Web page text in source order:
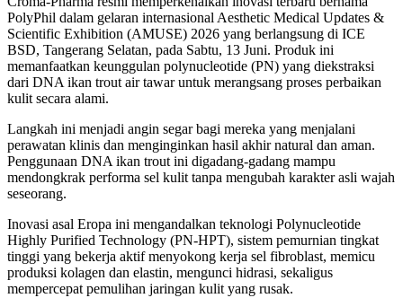
PolyPhil dalam gelaran internasional Aesthetic Medical Updates &
Scientific Exhibition (AMUSE) 2026 yang berlangsung di ICE
BSD, Tangerang Selatan, pada Sabtu, 13 Juni. Produk ini
memanfaatkan keunggulan polynucleotide (PN) yang diekstraksi
dari DNA ikan trout air tawar untuk merangsang proses perbaikan
kulit secara alami.
Langkah ini menjadi angin segar bagi mereka yang menjalani
perawatan klinis dan menginginkan hasil akhir natural dan aman.
Penggunaan DNA ikan trout ini digadang-gadang mampu
mendongkrak performa sel kulit tanpa mengubah karakter asli wajah
seseorang.
Inovasi asal Eropa ini mengandalkan teknologi Polynucleotide
Highly Purified Technology (PN-HPT), sistem pemurnian tingkat
tinggi yang bekerja aktif menyokong kerja sel fibroblast, memicu
produksi kolagen dan elastin, mengunci hidrasi, sekaligus
mempercepat pemulihan jaringan kulit yang rusak.